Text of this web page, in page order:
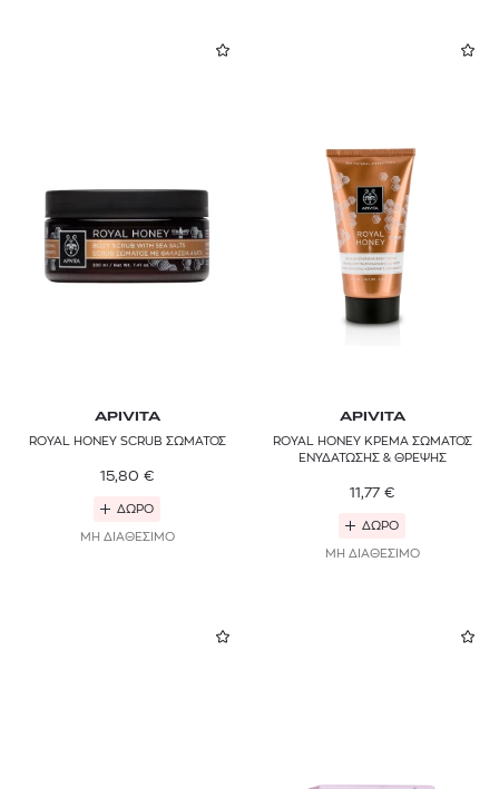
APIVITA
ROYAL HONEY SCRUB ΣΩΜΑΤΟΣ
15,80 €
ΔΩΡΟ
ΜΗ ΔΙΑΘΕΣΙΜΟ
APIVITA
ROYAL HONEY ΚΡΕΜΑ ΣΩΜΑΤΟΣ
ΕΝΥΔΑΤΩΣΗΣ & ΘΡΕΨΗΣ
11,77 €
ΔΩΡΟ
ΜΗ ΔΙΑΘΕΣΙΜΟ